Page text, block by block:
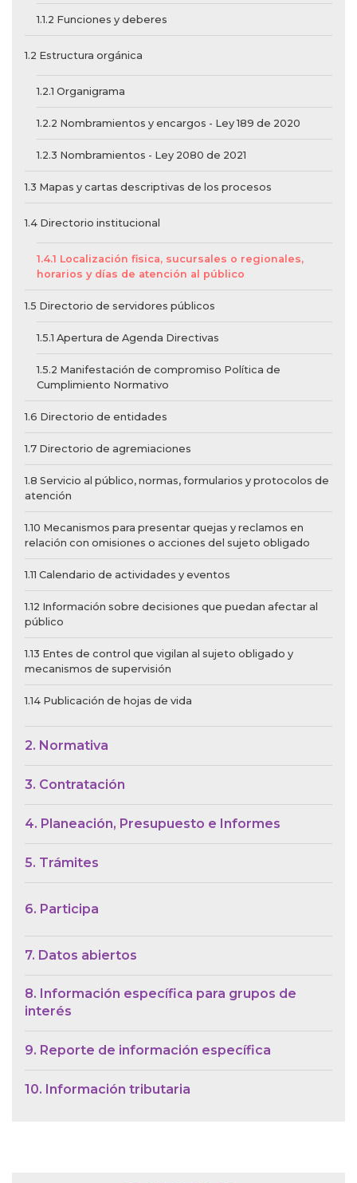
1.1.2 Funciones y deberes
1.2 Estructura orgánica
1.2.1 Organigrama
1.2.2 Nombramientos y encargos - Ley 189 de 2020
1.2.3 Nombramientos - Ley 2080 de 2021
1.3 Mapas y cartas descriptivas de los procesos
1.4 Directorio institucional
1.4.1 Localización fisica, sucursales o regionales,
horarios y días de atención al público
1.5 Directorio de servidores públicos
1.5.1 Apertura de Agenda Directivas
1.5.2 Manifestación de compromiso Política de
Cumplimiento Normativo
1.6 Directorio de entidades
1.7 Directorio de agremiaciones
1.8 Servicio al público, normas, formularios y protocolos de
atención
1.10 Mecanismos para presentar quejas y reclamos en
relación con omisiones o acciones del sujeto obligado
1.11 Calendario de actividades y eventos
1.12 Información sobre decisiones que puedan afectar al
público
1.13 Entes de control que vigilan al sujeto obligado y
mecanismos de supervisión
1.14 Publicación de hojas de vida
2. Normativa
3. Contratación
4. Planeación, Presupuesto e Informes
5. Trámites
6. Participa
7. Datos abiertos
8. Información específica para grupos de
interés
9. Reporte de información específica
10. Información tributaria